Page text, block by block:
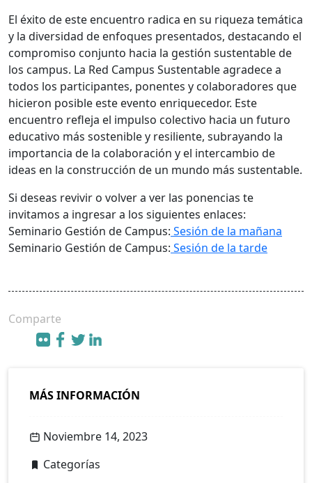
El éxito de este encuentro radica en su riqueza temática
y la diversidad de enfoques presentados, destacando el
compromiso conjunto hacia la gestión sustentable de
los campus. La Red Campus Sustentable agradece a
todos los participantes, ponentes y colaboradores que
hicieron posible este evento enriquecedor. Este
encuentro refleja el impulso colectivo hacia un futuro
educativo más sostenible y resiliente, subrayando la
importancia de la colaboración y el intercambio de
ideas en la construcción de un mundo más sustentable.
Si deseas revivir o volver a ver las ponencias te
invitamos a ingresar a los siguientes enlaces:
Seminario Gestión de Campus: Sesión de la mañana
Seminario Gestión de Campus: Sesión de la tarde
Comparte
MÁS INFORMACIÓN
Noviembre 14, 2023
Categorías